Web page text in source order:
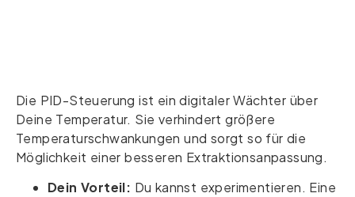
Die PID-Steuerung ist ein digitaler Wächter über
Deine Temperatur. Sie verhindert größere
Temperaturschwankungen und sorgt so für die
Möglichkeit einer besseren Extraktionsanpassung.
Dein Vorteil: Du kannst experimentieren. Eine